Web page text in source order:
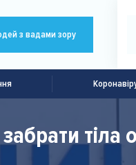
з вадами зору
тіла